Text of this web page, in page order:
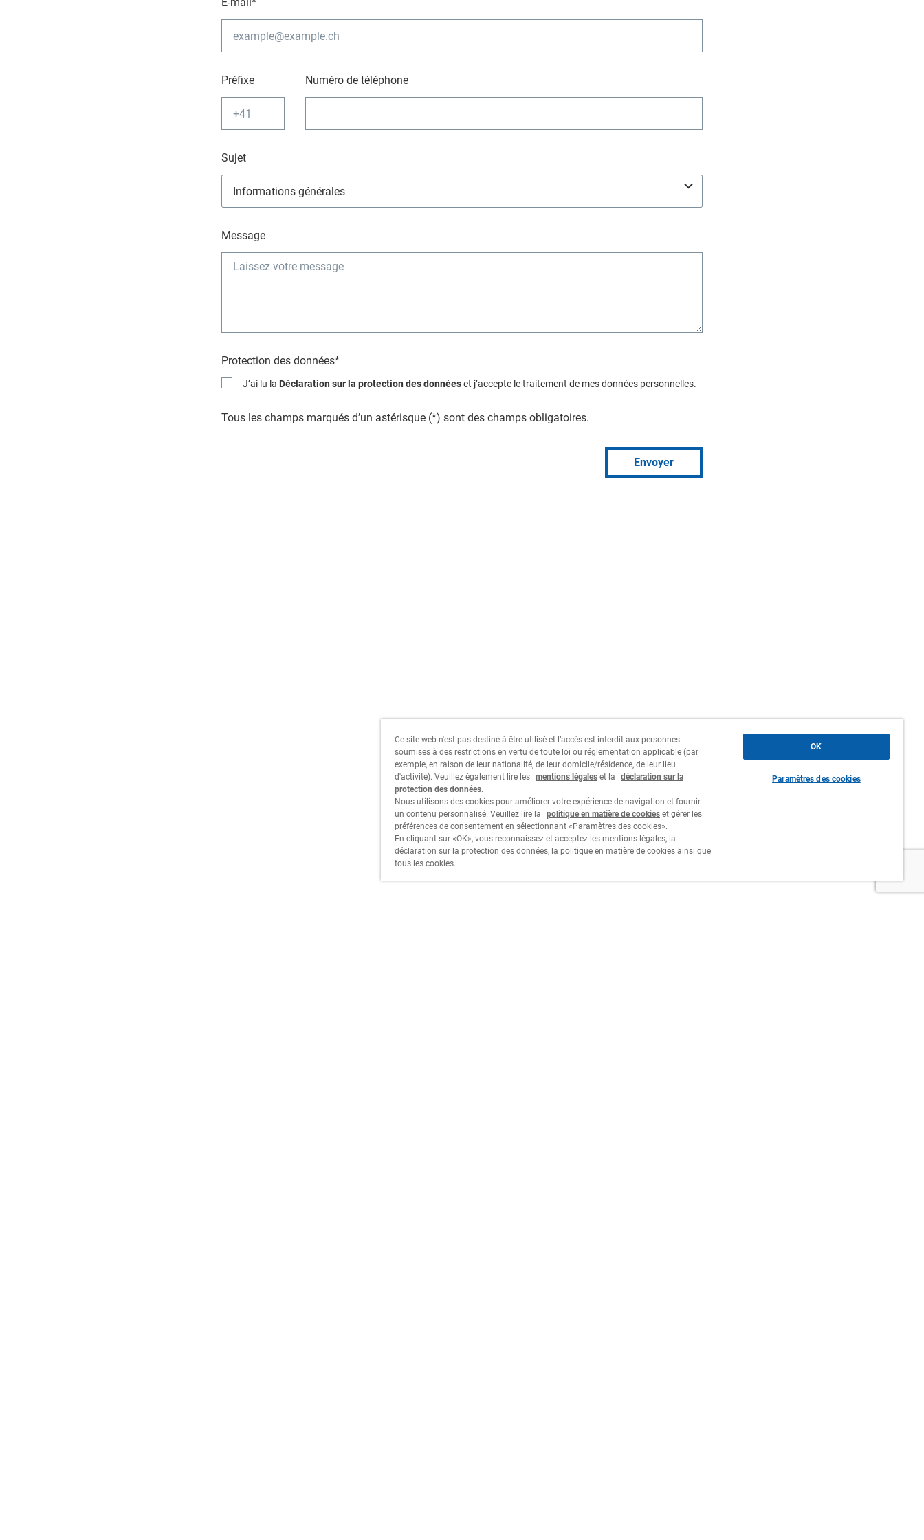
Préfixe Numéro de téléphone
Sujet
Message
Protection des données*
J’ai lu la Déclaration sur la protection des donnéeset j’accepte le traitement de mes données personnelles.
Tous les champs marqués d’un astérisque (*) sont des champs obligatoires.
Ce site web n'est pas destiné à être utilisé et l’accès est interdit aux personnes
soumises à des restrictions en vertu de toute loi ou réglementation applicable (par
exemple, en raison de leur nationalité, de leur domicile/résidence, de leur lieu
d'activité). Veuillez également lire les mentions légales et la
déclaration sur la
protection des données.
Nous utilisons des cookies pour améliorer votre expérience de navigation et fournir
un contenu personnalisé. Veuillez lire la
politique en matière de cookies et gérer les
préférences de consentement en sélectionnant «Paramètres des cookies».
En cliquant sur «OK», vous reconnaissez et acceptez les mentions légales, la
déclaration sur la protection des données, la politique en matière de cookies ainsi que
tous les cookies.
OK
Paramètres des cookies